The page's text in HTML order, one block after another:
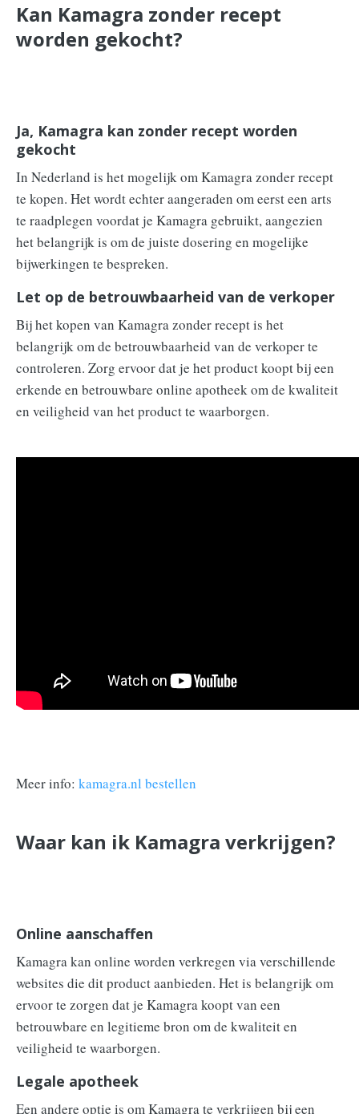
Kan Kamagra zonder recept
worden gekocht?
Ja, Kamagra kan zonder recept worden
gekocht
In Nederland is het mogelijk om Kamagra zonder recept
te kopen. Het wordt echter aangeraden om eerst een arts
te raadplegen voordat je Kamagra gebruikt, aangezien
het belangrijk is om de juiste dosering en mogelijke
bijwerkingen te bespreken.
Let op de betrouwbaarheid van de verkoper
Bij het kopen van Kamagra zonder recept is het
belangrijk om de betrouwbaarheid van de verkoper te
controleren. Zorg ervoor dat je het product koopt bij een
erkende en betrouwbare online apotheek om de kwaliteit
en veiligheid van het product te waarborgen.
Meer info: kamagra.nl bestellen
Waar kan ik Kamagra verkrijgen?
Online aanschaffen
Kamagra kan online worden verkregen via verschillende
websites die dit product aanbieden. Het is belangrijk om
ervoor te zorgen dat je Kamagra koopt van een
betrouwbare en legitieme bron om de kwaliteit en
veiligheid te waarborgen.
Legale apotheek
Een andere optie is om Kamagra te verkrijgen bij een